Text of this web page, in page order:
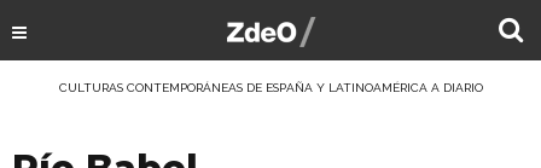
CULTURAS CONTEMPORÁNEAS DE ESPAÑA Y LATINOAMÉRICA A DIARIO